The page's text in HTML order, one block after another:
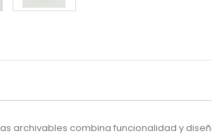
archivables combina funcionalidad y